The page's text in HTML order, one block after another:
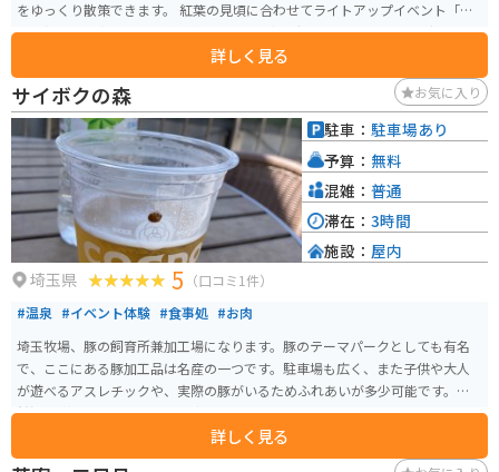
をゆっくり散策できます。 紅葉の見頃に合わせてライトアップイベント「紅
葉見(もみじみ)ナイト」が開催され、期間中は夜間オープンします。夜の公園
は昼間とはまた違った幻想的な雰囲気で、深まる里山の秋を楽しむことがで
きます。
詳しく見る
サイボクの森 お気に入り
埼玉県 5 （口コミ1件）
#温泉 #イベント体験 #食事処 #お肉
埼玉牧場、豚の飼育所兼加工場になります。豚のテーマパークとしても有名
で、ここにある豚加工品は名産の一つです。駐車場も広く、また子供や大人
が遊べるアスレチックや、実際の豚がいるためふれあいが多少可能です。天
然温泉 花鳥風月もあるため日帰りで行くのも可能です。
詳しく見る
駐車： 駐車場あり
予算： 無料
混雑： 普通
滞在： 3時間
施設： 屋内